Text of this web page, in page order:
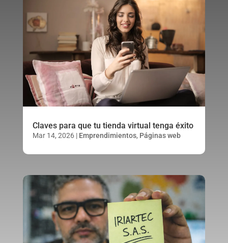
Claves para que tu tienda virtual tenga éxito
Mar 14, 2026| Emprendimientos, Páginas web